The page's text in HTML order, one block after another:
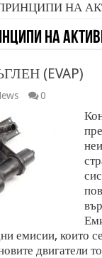
НА
НА
(EVAP)
0
емисии, които
двигатели